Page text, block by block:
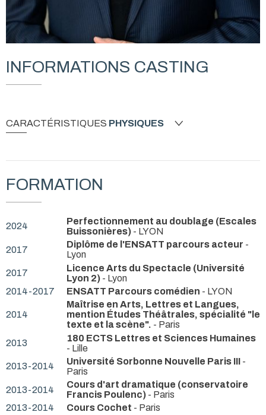
INFORMATIONS CASTING
CARACTÉRISTIQUES PHYSIQUES
FORMATION
2024
Perfectionnement au doublage (Escales
Buissonières) - LYON
2017
Diplôme de l'ENSATT parcours acteur -
Lyon
2017
Licence Arts du Spectacle (Université
Lyon 2) - Lyon
2014-2017
ENSATT Parcours comédien - LYON
2014
Maîtrise en Arts, Lettres et Langues,
mention Études Théâtrales, spécialité "le
texte et la scène". - Paris
2013
180 ECTS Lettres et Sciences Humaines
- Lille
2013-2014
Université Sorbonne Nouvelle Paris III -
Paris
2013-2014
Cours d'art dramatique (conservatoire
Francis Poulenc) - Paris
2013-2014
Cours Cochet - Paris